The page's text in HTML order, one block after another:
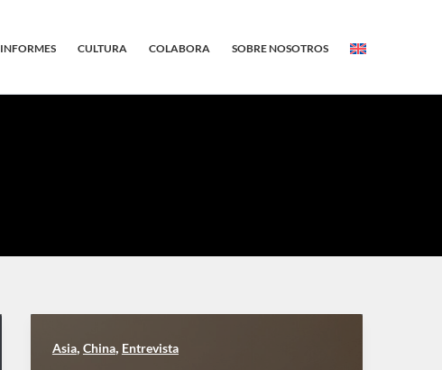
INFORMES CULTURA COLABORA SOBRE NOSOTROS
Asia, China, Entrevista